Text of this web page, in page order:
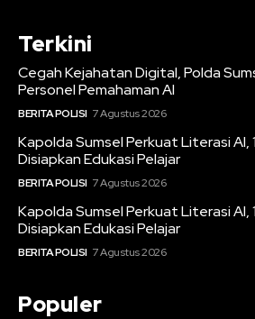
Terkini
Cegah Kejahatan Digital, Polda
Personel Pemahaman AI
BERITA POLISI 7 Agustus 2026
Kapolda Sumsel Perkuat Literasi AI,
Disiapkan Edukasi Pelajar
BERITA POLISI 7 Agustus 2026
Kapolda Sumsel Perkuat Literasi AI,
Disiapkan Edukasi Pelajar
BERITA POLISI 7 Agustus 2026
Populer